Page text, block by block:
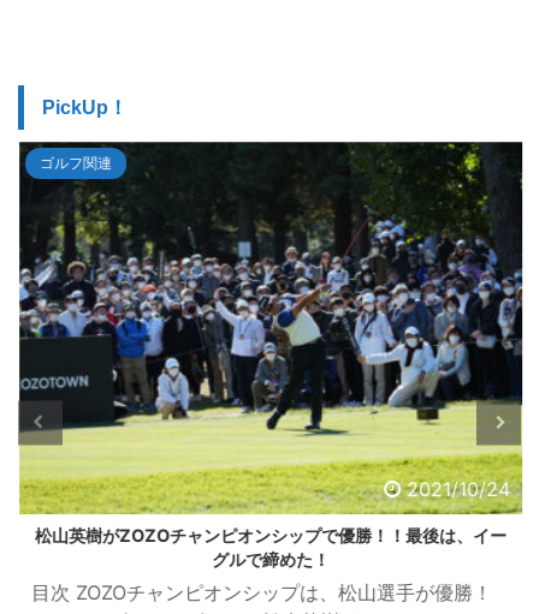
PickUp！
ゴルフ関連
2021/10/24
松山英樹がZOZOチャンピオンシップで優勝！！最後は、イー
グルで締めた！
目次 ZOZOチャンピオンシップは、松山選手が優勝！